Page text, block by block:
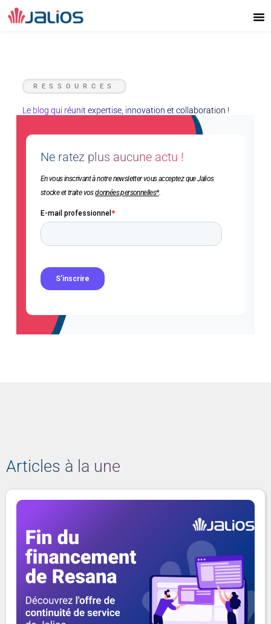
Aller
au
RESSOURCES
Le blog qui réunit expertise, innovation et collaboration !
Ne ratez plus aucune actu !
En vous inscrivant à notre newsletter vous acceptez que Jalios
stocke et traite vosdonnées personnelles*.
Articles à la une